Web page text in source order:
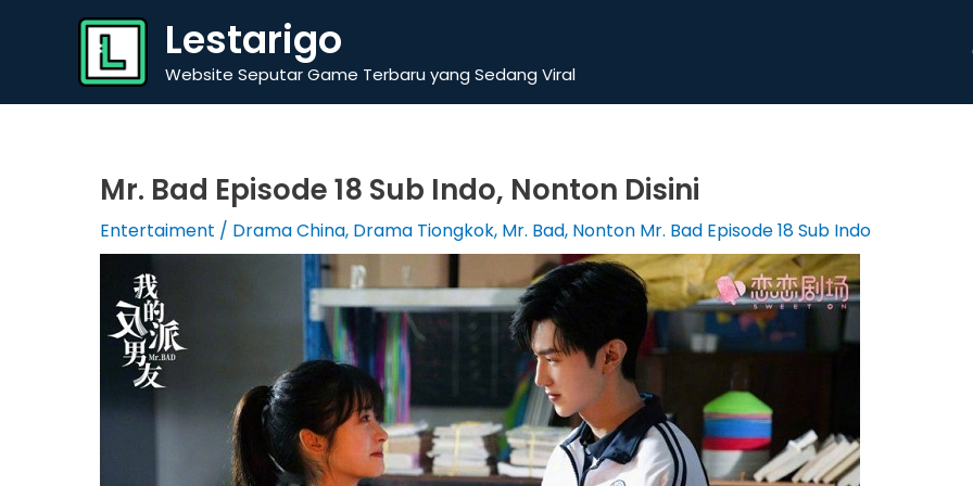
Lestarigo
Website Seputar Game Terbaru yang Sedang Viral
Mr. Bad Episode 18 Sub Indo, Nonton Disini
Entertaiment / Drama China, Drama Tiongkok, Mr. Bad, Nonton Mr. Bad Episode 18 Sub Indo